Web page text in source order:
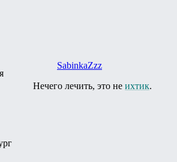
SabinkaZzz
Нечего лечить, это не ихтик.